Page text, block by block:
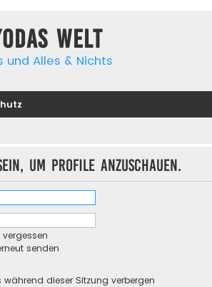
Welt
und Alles & Nichts
um Profile anzuschauen.
senden
während dieser Sitzung verbergen